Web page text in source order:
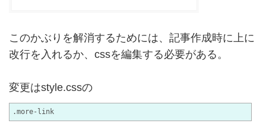
このかぶりを解消するためには、記事作成時に上に
改行を入れるか、cssを編集する必要がある。
変更はstyle.cssの
.more-link